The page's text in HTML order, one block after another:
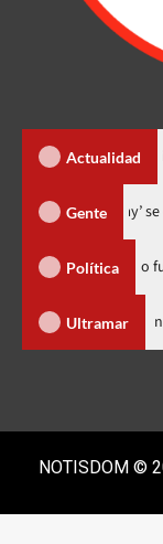
Actualidad
Ormuz al fin de
Gente
‘Spider-Man:
Política
sembrando futuro o
Ultramar
NOTISDOM ©